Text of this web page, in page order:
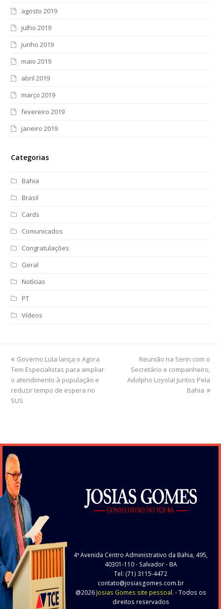
agosto 2019
julho 2019
junho 2019
maio 2019
abril 2019
março 2019
fevereiro 2019
janeiro 2019
Categorias
Bahia
Brasil
Cards
Comunicados
Congratulações
Geral
Notícias
PT
Vídeos
previous
post:
Governo Lula lança o Agora
Tem Especialistas para ampliar
o atendimento à população e
reduzir tempo de espera no
SUS
next
post:
Reunião na Serin com o
Secretário e companheiro,
Adolpho Loyola! Juntos Pela
Bahia
4ª Avenida Centro Administrativo da Bahia, 495,
40301-110- Salvador - BA
Tel: (71) 3115-4472
contato@josiasgomes.com.br
@2026 Josias Gomes site pessoal. - Todos os
direitos reservados